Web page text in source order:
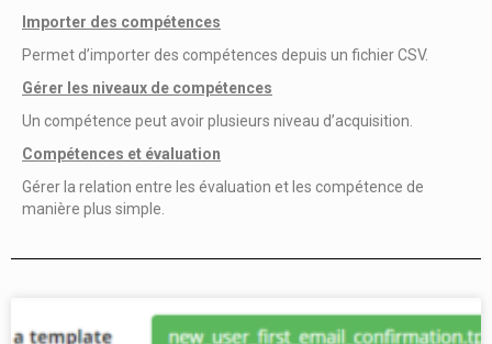
Importer des compétences​
Permet d’importer des compétences depuis un fichier CSV.
Gérer les niveaux de compétences​
Un compétence peut avoir plusieurs niveau d’acquisition.
Compétences​ et évaluation
Gérer la relation entre les évaluation et les compétence de
manière plus simple.